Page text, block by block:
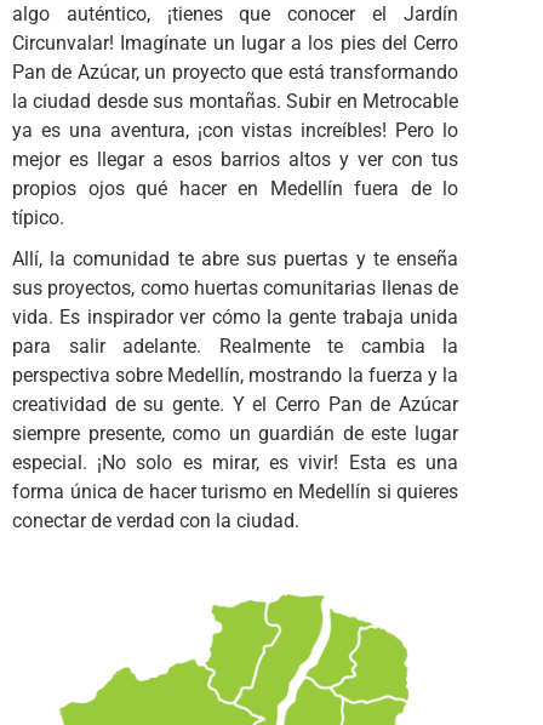
algo auténtico, ¡tienes que conocer el Jardín
Circunvalar! Imagínate un lugar a los pies del Cerro
Pan de Azúcar, un proyecto que está transformando
la ciudad desde sus montañas. Subir en Metrocable
ya es una aventura, ¡con vistas increíbles! Pero lo
mejor es llegar a esos barrios altos y ver con tus
propios ojos qué hacer en Medellín fuera de lo
típico.
Allí, la comunidad te abre sus puertas y te enseña
sus proyectos, como huertas comunitarias llenas de
vida. Es inspirador ver cómo la gente trabaja unida
para salir adelante. Realmente te cambia la
perspectiva sobre Medellín, mostrando la fuerza y la
creatividad de su gente. Y el Cerro Pan de Azúcar
siempre presente, como un guardián de este lugar
especial. ¡No solo es mirar, es vivir! Esta es una
forma única de hacer turismo en Medellín si quieres
conectar de verdad con la ciudad.